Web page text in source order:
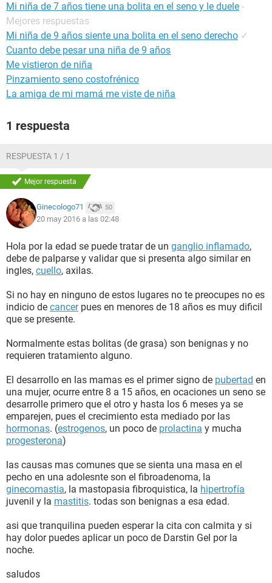
Mi niña de 7 años tiene una bolita en el seno y le duele -
Mejores respuestas
Mi niña de 9 años siente una bolita en el seno derecho ✓
Cuanto debe pesar una niña de 9 años
Me vistieron de niña
Pinzamiento seno costofrénico
La amiga de mi mamá me viste de niña
1 respuesta
RESPUESTA 1 / 1
Mejor respuesta
Ginecologo71 50
20 may 2016 a las 02:48
Hola por la edad se puede tratar de un ganglio inflamado,
debe de palparse y validar que si presenta algo similar en
ingles, cuello, axilas.
Si no hay en ninguno de estos lugares no te preocupes no es
indicio de cancerpues en menores de 18 años es muy dificil
que se presente.
Normalmente estas bolitas (de grasa) son benignas y no
requieren tratamiento alguno.
El desarrollo en las mamas es el primer signo de pubertad en
una mujer, ocurre entre 8 a 15 años, en ocaciones un seno se
desarrolle primero que el otro y hasta los 6 meses ya se
emparejen, pues el crecimiento esta mediado por las
hormonas. (estrogenos, un poco de prolactina y mucha
progesterona)
las causas mas comunes que se sienta una masa en el
pecho en una adolesnte son el fibroadenoma, la
ginecomastia, la mastopasia fibroquistica, la hipertrofía
juvenil y la mastitis. todas son benignas a esa edad.
asi que tranquilina pueden esperar la cita con calmita y si
hay dolor puedes aplicar un poco de Darstin Gel por la
noche.
saludos